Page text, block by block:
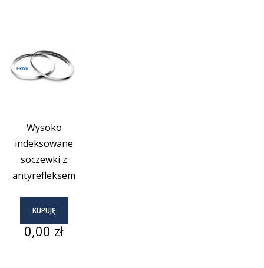
Wysoko
indeksowane
soczewki z
antyrefleksem
KUPUJĘ
Cena
0,00 zł